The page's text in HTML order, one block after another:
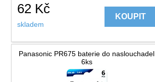
62 Kč
skladem
KOUPIT
Panasonic PR675 baterie do naslouchadel
6ks